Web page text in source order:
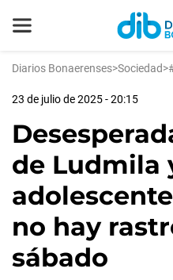
Diarios Bonaerenses>Sociedad>
23 de julio de 2025 - 20:15
de Ludmila
no hay
sábado